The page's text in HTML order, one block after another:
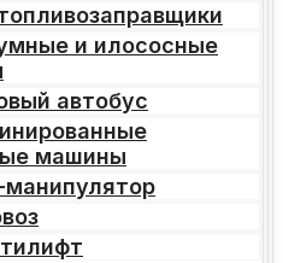
и илососные
автобус
машины
манипулятор